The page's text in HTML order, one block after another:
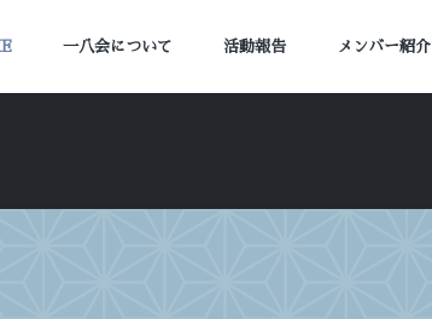
一八会について 活動報告 メンバー紹介